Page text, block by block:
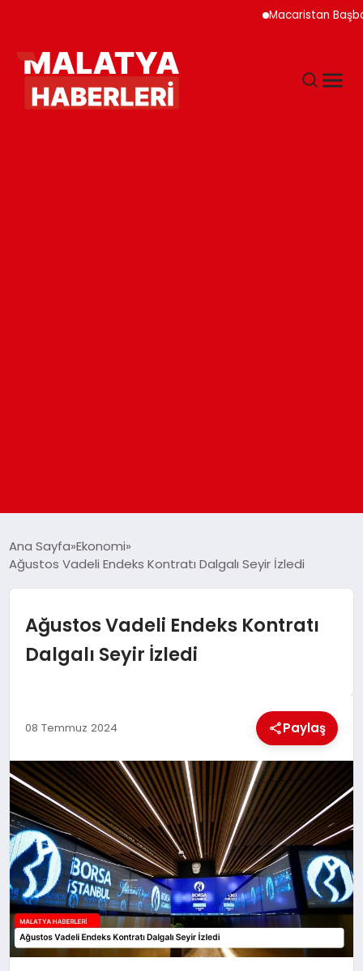
Macaristan
DÜNYA
EKONOMI
MAGAZIN
SAĞLIK
SIYASET
SPOR
Ana Sayfa Ekonomi
Ağustos Vadeli Endeks Kontratı Dalgalı Seyir İzledi
Ağustos Vadeli Endeks Kontratı
Dalgalı Seyir İzledi
08 Temmuz 2024 Paylaş